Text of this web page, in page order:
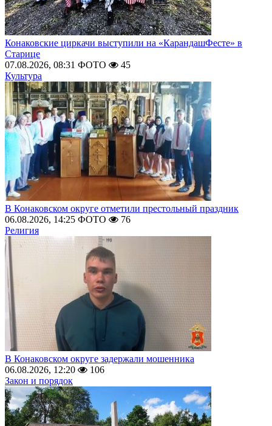
Конаковские циркачи выступили на «КарандашФесте» в
Старице
07.08.2026, 08:31 ФОТО
45
Культура
В Конаковском округе отметили престольный праздник
06.08.2026, 14:25 ФОТО
76
Религия
В Конаковском округе задержали мошенника
06.08.2026, 12:20
106
Закон и порядок